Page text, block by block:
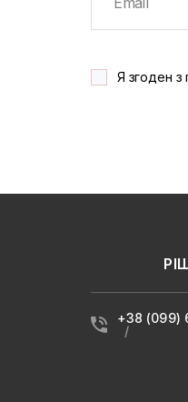
Я згоден з
+38 (099)